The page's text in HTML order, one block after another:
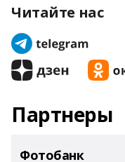
Читайте нас
Партнеры
Фотобанк